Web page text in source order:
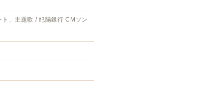
」主題歌 / 紀陽銀行 CMソン